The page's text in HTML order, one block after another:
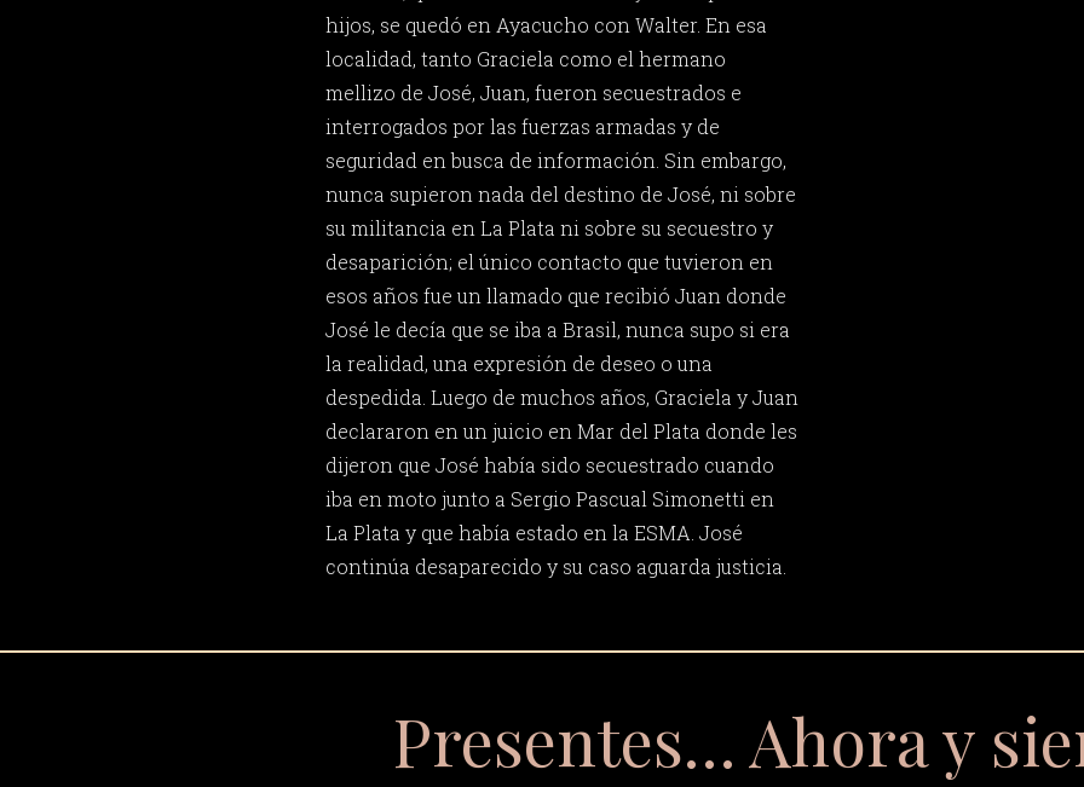
hijos, se quedó en Ayacucho con Walter. En esa
localidad, tanto Graciela como el hermano
mellizo de José, Juan, fueron secuestrados e
interrogados por las fuerzas armadas y de
seguridad en busca de información. Sin embargo,
nunca supieron nada del destino de José, ni sobre
su militancia en La Plata ni sobre su secuestro y
desaparición; el único contacto que tuvieron en
esos años fue un llamado que recibió Juan donde
José le decía que se iba a Brasil, nunca supo si era
la realidad, una expresión de deseo o una
despedida. Luego de muchos años, Graciela y Juan
declararon en un juicio en Mar del Plata donde les
dijeron que José había sido secuestrado cuando
iba en moto junto a Sergio Pascual Simonetti en
La Plata y que había estado en la ESMA. José
continúa desaparecido y su caso aguarda justicia.
Presentes… Ahora y